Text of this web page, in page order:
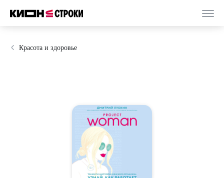
Красота и здоровье